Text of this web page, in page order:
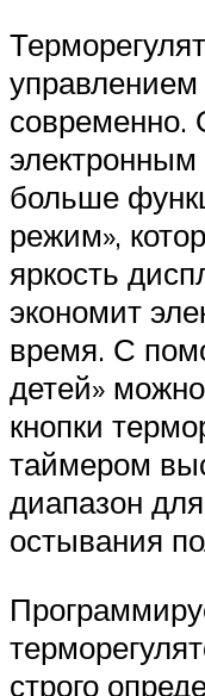
современно.
больше
режим»,
яркость
экономит
время. С
детей»
кнопки
таймером
диапазон
остывания
строго